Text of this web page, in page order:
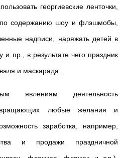
георгиевские ленточки,
по содержанию шоу и флэшмобы,
надписи, наряжать детей в
пр., в результате чего праздник
и маскарада.
явлениям деятельность
любые желания и
заработка, например,
и продажи праздничной